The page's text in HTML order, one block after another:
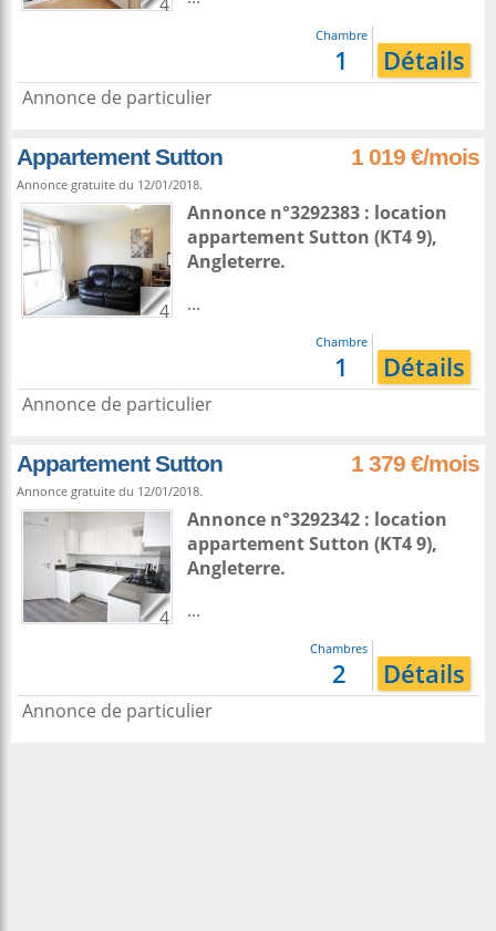
Chambre
1 Détails
Annonce de particulier
Appartement Sutton 1 019 €/mois
Annonce gratuite du 12/01/2018.
4
Annonce n°3292383 : location
appartementSutton (KT4 9),
Angleterre.
...
Chambre
1 Détails
Annonce de particulier
Appartement Sutton 1 379 €/mois
Annonce gratuite du 12/01/2018.
4
Annonce n°3292342 : location
appartementSutton (KT4 9),
Angleterre.
...
Chambres
2 Détails
Annonce de particulier